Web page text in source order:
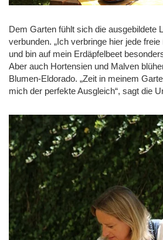
Dem Garten fühlt sich die ausgebildete
verbunden. „Ich verbringe hier jede
und bin auf mein Erdäpfelbeet
Aber auch Hortensien und Malven
Blumen-Eldorado. „Zeit in meinem
mich der perfekte Ausgleich“, sagt die